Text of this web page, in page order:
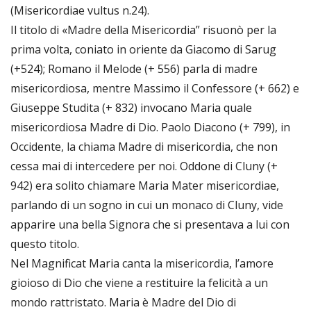
(Misericordiae vultus n.24).
Il titolo di «Madre della Misericordia” risuonò per la
prima volta, coniato in oriente da Giacomo di Sarug
(+524); Romano il Melode (+ 556) parla di madre
misericordiosa, mentre Massimo il Confessore (+ 662) e
Giuseppe Studita (+ 832) invocano Maria quale
misericordiosa Madre di Dio. Paolo Diacono (+ 799), in
Occidente, la chiama Madre di misericordia, che non
cessa mai di intercedere per noi. Oddone di Cluny (+
942) era solito chiamare Maria Mater misericordiae,
parlando di un sogno in cui un monaco di Cluny, vide
apparire una bella Signora che si presentava a lui con
questo titolo.
Nel Magnificat Maria canta la misericordia, l’amore
gioioso di Dio che viene a restituire la felicità a un
mondo rattristato. Maria è Madre del Dio di